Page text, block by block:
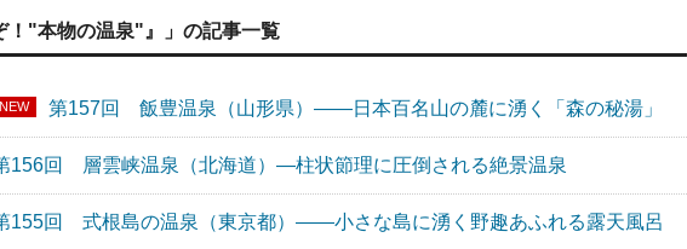
！"本物の温泉"』」の記事一覧
NEW 第157回 飯豊温泉（山形県）――日本百名山の麓に湧く「森の秘湯」
156回 層雲峡温泉（北海道）―柱状節理に圧倒される絶景温泉
155回 式根島の温泉（東京都）――小さな島に湧く野趣あふれる露天風呂